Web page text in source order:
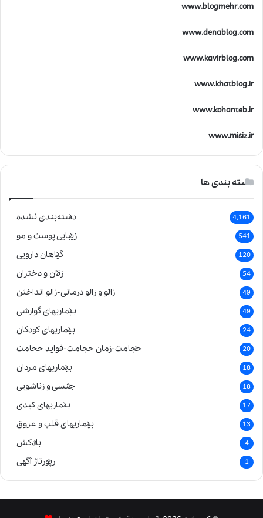
www.blogmehr.com
www.denablog.com
www.kavirblog.com
www.khatblog.ir
www.kohanteb.ir
www.misiz.ir
دسته بندی ها
دسته‌بندی نشده 4,161
زیبایی پوست و مو 541
گیاهان دارویی 120
زنان و دختران 54
زالو و زالو درمانی-زالو انداختن 49
بیماریهای گوارشی 49
بیماریهای کودکان 24
حجامت-زمان حجامت-فواید حجامت 20
بیماریهای مردان 18
جنسی و زناشویی 18
بیماریهای کبدی 17
بیماریهای قلب و عروق 13
بادکش 4
رپورتاژ آگهی 1